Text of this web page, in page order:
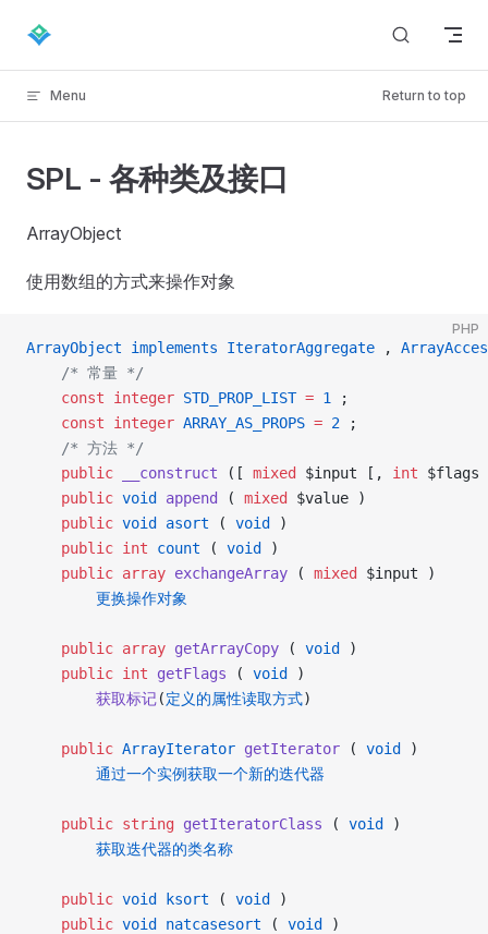
Skip to content
Menu Return to top
SPL - 各种类及接口
ArrayObject
使用数组的方式来操作对象
PHP
ArrayObject implements IteratorAggregate ,
    /* 常量 */
    const
integer STD_PROP_LIST = 1
;
    const
integer ARRAY_AS_PROPS = 2 ;
    /* 方法 */
    public
__construct ([ mixed $input [, int $flags
    public
void append ( mixed
$value )
    public
void asort ( void
)
    public
int count ( void
)
    public
array exchangeArray ( mixed
$input )
        更换操作对象
    public
array getArrayCopy ( void
)
    public
int getFlags ( void
)
        获取标记
(定义的属性读取方式)
    public
ArrayIterator getIterator ( void
)
        通过一个实例获取一个新的迭代器
    public
string getIteratorClass ( void
)
        获取迭代器的类名称
    public
void ksort ( void
)
    public
void natcasesort ( void
)